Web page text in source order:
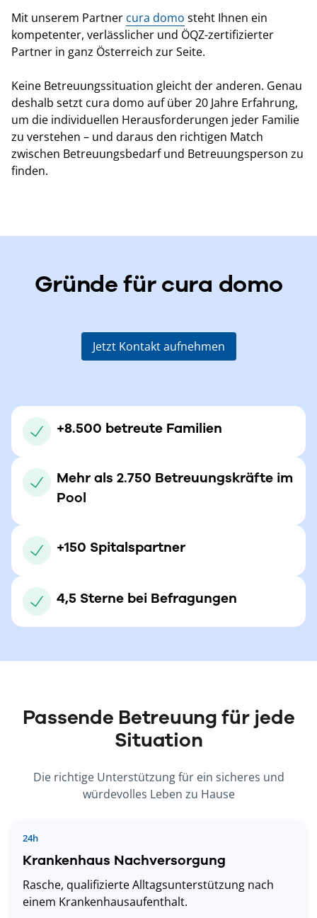
Mit unserem Partner cura domo steht Ihnen ein
kompetenter, verlässlicher und ÖQZ-zertifizierter
Partner in ganz Österreich zur Seite.
Keine Betreuungssituation gleicht der anderen. Genau
deshalb setzt cura domo auf über 20 Jahre Erfahrung,
um die individuellen Herausforderungen jeder Familie
zu verstehen – und daraus den richtigen Match
zwischen Betreuungsbedarf und Betreuungsperson zu
finden.
Gründe für cura domo
Jetzt Kontakt aufnehmen
+8.500 betreute Familien
Mehr als 2.750 Betreuungskräfte im
Pool
+150 Spitalspartner
4,5 Sterne bei Befragungen
Passende Betreuung für jede
Situation
Die richtige Unterstützung für ein sicheres und
würdevolles Leben zu Hause
24h
Krankenhaus Nachversorgung
Rasche, qualifizierte Alltagsunterstützung nach
einem Krankenhausaufenthalt.